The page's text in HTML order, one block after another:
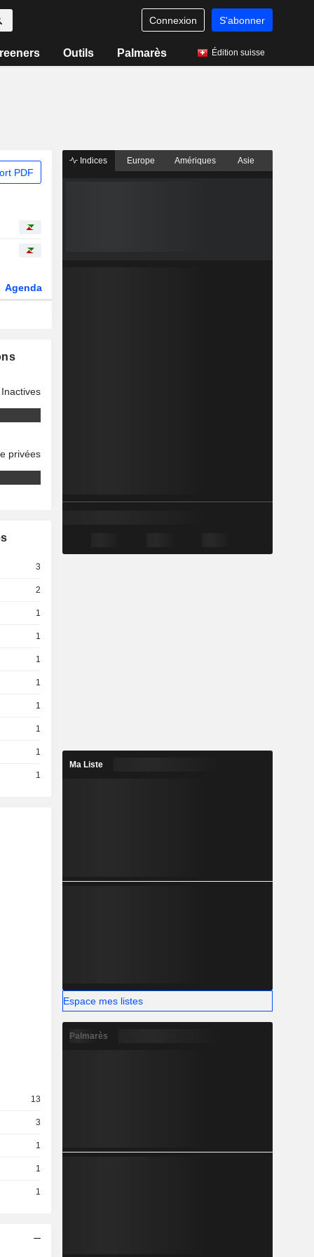
Connexion S'abonner
Outils Palmarès Édition suisse
PDF
Agenda
Inactives
privées
3
2
1
1
1
1
1
1
1
1
13
3
1
1
1
Indices Europe Amériques Asie
Ma Liste
Espace mes listes
Palmarès